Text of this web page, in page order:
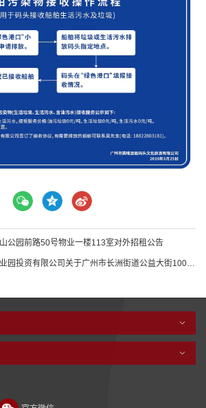
公园前路50号物业一楼113室对外招租公告
关于广州市长洲街道公益大街100号自编3号楼301等共86项物业首年月租金市场价格评估结果的公示